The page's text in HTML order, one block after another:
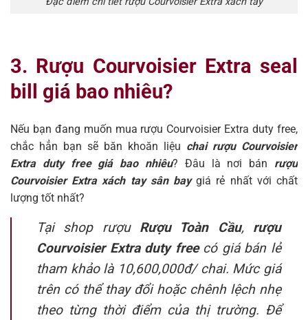
3. Rượu Courvoisier Extra seal
bill giá bao nhiêu?
Nếu bạn đang muốn mua rượu Courvoisier Extra duty free,
chắc hẳn bạn sẽ băn khoăn liệu chai rượu Courvoisier
Extra duty free giá bao nhiêu? Đâu là nơi bán rượu
Courvoisier Extra xách tay sân baygiá rẻ nhất với chất
lượng tốt nhất?
Tại shop rượu Rượu Toàn Cầu, rượu
Courvoisier Extra duty freecó giá bán lẻ
tham khảo là 10,600,000đ/ chai. Mức giá
trên có thể thay đổi hoặc chênh lệch nhẹ
theo từng thời điểm của thị trường. Để